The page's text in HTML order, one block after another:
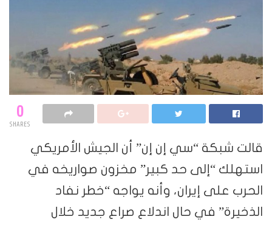
0
SHARES
قالت شبكة “سي إن إن” أن الجيش الأمريكي
استهلك “إلى حد كبير” مخزون صواريخه في
الحرب على إيران، وأنه يواجه “خطر نفاد
الذخيرة” في حال اندلاع صراع جديد خلال